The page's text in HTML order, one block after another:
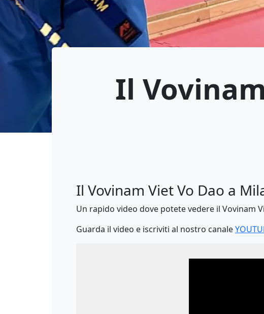
Il
Il Vovinam Viet Vo Dao a
Un rapido video dove potete vedere il Vovinam
Guarda il video e iscriviti al nostro canale